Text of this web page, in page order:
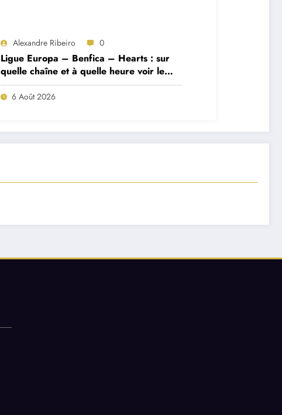
Alexandre Ribeiro 0
Ligue Europa – Benfica – Hearts : sur
quelle chaîne et à quelle heure voir le
match ?
6 Août 2026